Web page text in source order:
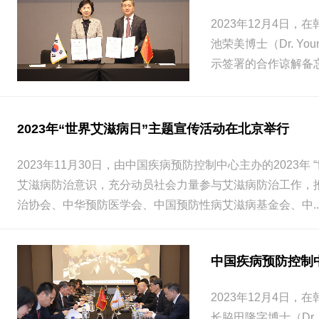
2023年12月4日，在
池荣美博士（Dr.
示签署的合作谅解
2023年“世界艾滋病日”主题宣传活动在北京举行
2023年11月30日，由中国疾病预防控制中心主办的2023年
艾滋病防治意识，充分动员社会力量参与艾滋病防治工作
治协会、中华预防医学会、中国预防性病艾滋病基金会、中
中国疾病预防控制
2023年12月4日，在